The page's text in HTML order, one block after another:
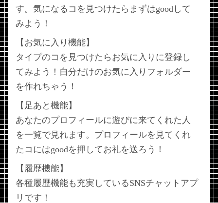
す。気になるコを見つけたらまずはgoodして
みよう！
【お気に入り機能】
タイプのコを見つけたらお気に入りに登録し
てみよう！自分だけのお気に入りフォルダー
を作れちゃう！
【足あと機能】
あなたのプロフィールに遊びに来てくれた人
を一覧で見れます。プロフィールを見てくれ
たコにはgoodを押してお礼を送ろう！
【履歴機能】
各種履歴機能も充実しているSNSチャットアプ
リです！